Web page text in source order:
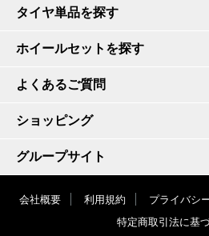
タイヤ単品を探す
ホイールセットを探す
よくあるご質問
ショッピング
グループサイト
会社概要 利用規約 プライバシ
特定商取引法に基